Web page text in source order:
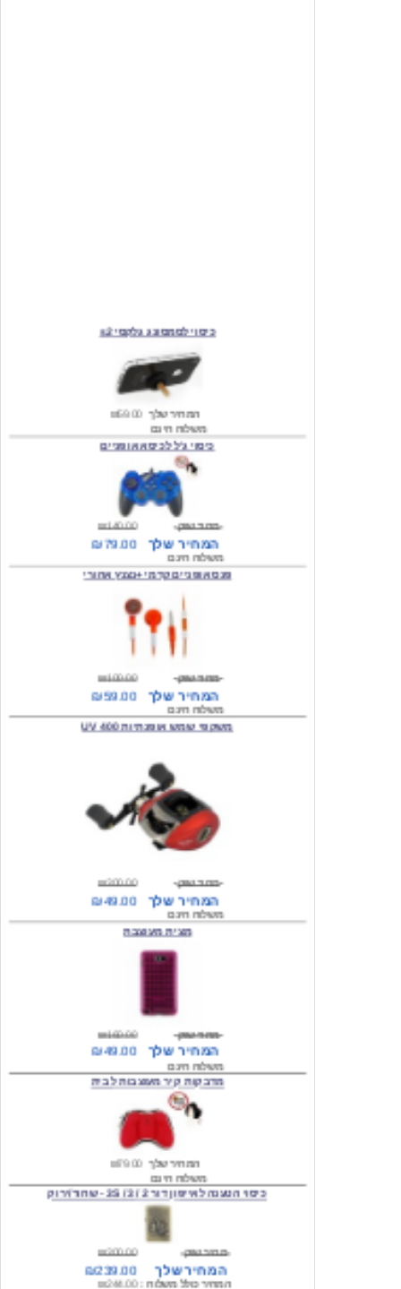
₪59.00
המחיר שלך
משלוח חינם
כיסוי ג'ל לכיסא אופניים
₪140.00 מחיר שוק
₪79.00 המחיר שלך
משלוח חינם
פנס אופניים קדמי +נצנץ אחורי
₪59.00 המחיר שלך
משלוח חינם
משקפי שמש אופנתיות 400 UV
מחיר שוק
משלוח חינם
מצית מעוצבת
המחיר שלך
משלוח חינם
מדבקות קיר מעוצבות לבית
₪79.00
המחיר שלך
משלוח חינם
כיסוי הטענה לאייפון דור 2 / 3 / 3S - שחור/ירוק
המחיר שלך
₪244.00 המחיר כולל משלוח :
עגילים מעוצבים